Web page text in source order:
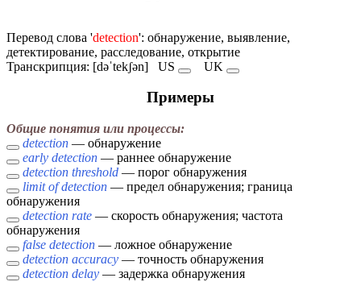
Перевод слова 'detection': обнаружение, выявление,
детектирование, расследование, открытие
Транскрипция: [dəˈtekʃən] US UK
Примеры
Общие понятия или процессы:
detection — обнаружение
early detection — раннее обнаружение
detection threshold — порог обнаружения
limit of detection — предел обнаружения; граница
обнаружения
detection rate — скорость обнаружения; частота
обнаружения
false detection — ложное обнаружение
detection accuracy — точность обнаружения
detection delay — задержка обнаружения